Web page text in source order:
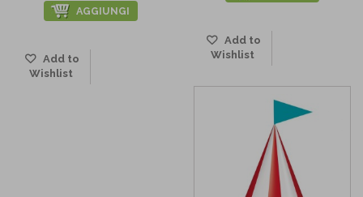
AGGIUNGI
Add to
Wishlist
Add to
Wishlist